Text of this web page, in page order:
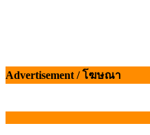
Advertisement / โฆษณา